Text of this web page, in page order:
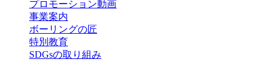
プロモーション動画
事業案内
ボーリングの匠
特別教育
SDGsの取り組み